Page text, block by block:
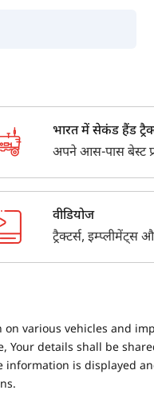
भारत में सेकंड हैंड
अपने आस-पास बेस्ट
वीडियोज
ट्रैक्टर्स, इम्प्लीमेंट्स
various vehicles and
details shall be
is displayed